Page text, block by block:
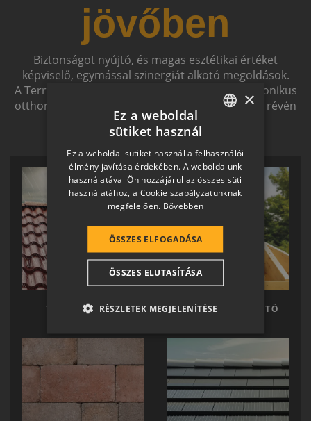
jövőben
Biztonságot nyújtó, és magas esztétikai értéket
képviselő, egymással szinergiát alkotó megoldások.
A Terrán ernyőmárkának köszönhetően a harmonikus
otthon átfogó, egymásra épülő rendszerelemek révén
ölthet formát.
TERRÁN TETŐ TERRÁN KÉSZTETŐ
HUNGARIAN
SLOVAK
GERMAN
ROMANIAN
CROATIAN
SR
RO-HU
×
Ez a weboldal
sütiket használ
Ez a weboldal sütiket használ a felhasználói
élmény javítása érdekében. A weboldalunk
használatával Ön hozzájárul az összes süti
használatához, a Cookie szabályzatunknak
megfelelően. Bővebben
ÖSSZES ELFOGADÁSA
ÖSSZES ELUTASÍTÁSA
RÉSZLETEK MEGJELENÍTÉSE